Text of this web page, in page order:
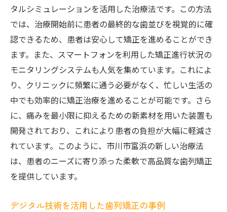
タルシミュレーションを活用した治療法です。この方法
では、治療開始前に患者の最終的な歯並びを視覚的に確
認できるため、患者は安心して矯正を進めることができ
ます。また、スマートフォンを利用した矯正進行状況の
モニタリングシステムも人気を集めています。これによ
り、クリニックに頻繁に通う必要がなく、忙しい生活の
中でも効率的に矯正治療を進めることが可能です。さら
に、痛みを最小限に抑えるための新素材を用いた装置も
開発されており、これにより患者の負担が大幅に軽減さ
れています。このように、市川市富浜の新しい治療法
は、患者のニーズに寄り添った柔軟で高品質な歯列矯正
を提供しています。
デジタル技術を活用した歯列矯正の事例